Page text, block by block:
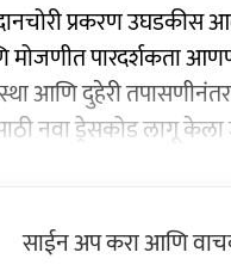
प्रकरण उघडकीस
मोजणीत पारदर्शकता
आणि दुहेरी
नवा ड्रेसकोड लागू
साईन अप करा आणि